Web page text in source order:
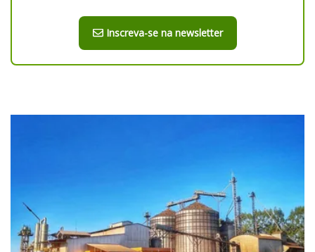
Inscreva-se na newsletter